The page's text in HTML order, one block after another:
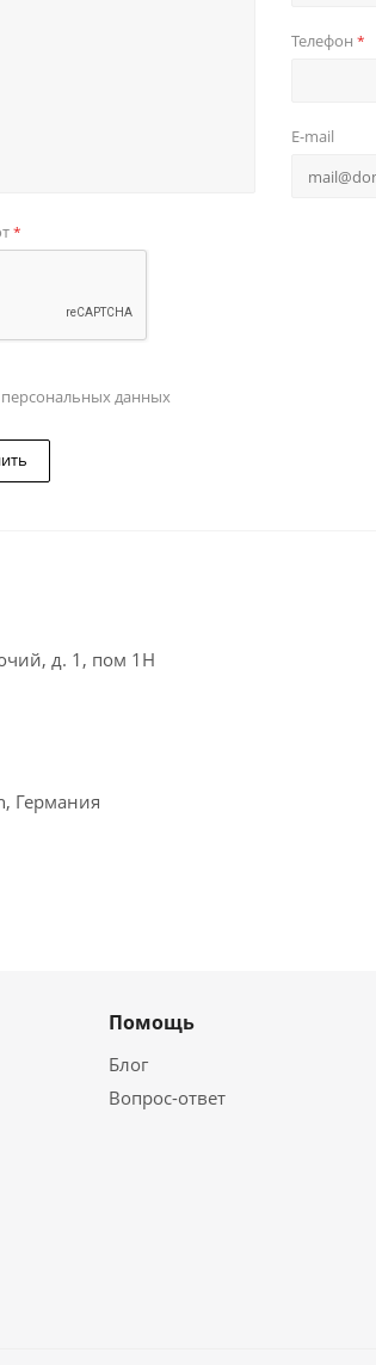
Телефон *
E-mail
*
персональных данных
д. 1, пом 1Н
Германия
Помощь
Блог
Вопрос-ответ